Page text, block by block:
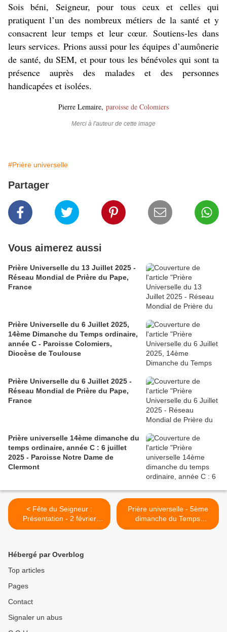
Sois béni, Seigneur, pour tous ceux et celles qui
pratiquent l’un des nombreux métiers de la santé et y
consacrent leur temps et leur cœur. Soutiens-les dans
leurs services. Prions aussi pour les équipes d’aumônerie
de santé, du SEM, et pour tous les bénévoles qui sont ta
présence auprès des malades et des personnes
handicapées et isolées.
Pierre Lemaire, paroisse de Colomiers
Merci à l'auteur de cette image
#Prière universelle
Partager
Vous aimerez aussi
Prière Universelle du 13 Juillet 2025 -
Réseau Mondial de Prière du Pape,
France
Prière Universelle du 6 Juillet 2025,
14ème Dimanche du Temps ordinaire,
année C - Paroisse Colomiers,
Diocèse de Toulouse
Prière Universelle du 6 Juillet 2025 -
Réseau Mondial de Prière du Pape,
France
Prière universelle 14ème dimanche du
temps ordinaire, année C : 6 juillet
2025 - Paroisse Notre Dame de
Clermont
< Fête du Seigneur :
Présentation - 2 février
2025
Prière universelle - 5ème
dimanche du Temps
Ordinaire – 9 février 2025 >
Hébergé par Overblog
Top articles
Pages
Contact
Signaler un abus